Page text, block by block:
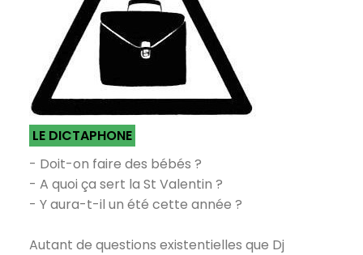
LE DICTAPHONE
- Doit-on faire des bébés ?
- A quoi ça sert la St Valentin ?
- Y aura-t-il un été cette année ?
Autant de questions existentielles que Dj